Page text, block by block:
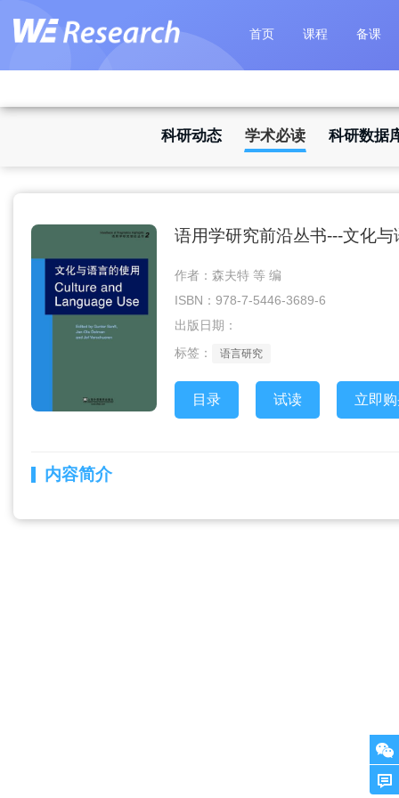
首页 课程 备课
科研动态 学术必读 科研数据
语用学研究前沿丛书---文化与
作者：森夫特 等 编
ISBN：978-7-5446-3689-6
出版日期：
标签：
语言研究
目录 试读 立即
内容简介